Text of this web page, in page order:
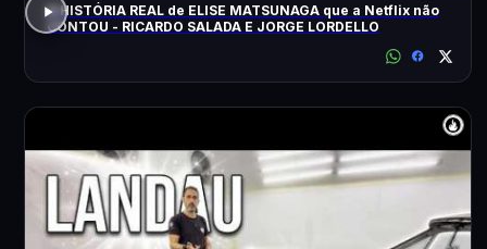
A HISTÓRIA REAL de ELISE MATSUNAGA que a Netflix não
CONTOU - RICARDO SALADA E JORGE LORDELLO